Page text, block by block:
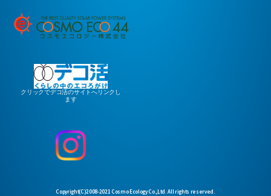
クリックでデコ活のサイトへリンクし
ます
Copyright(C)2008-2021 Cosmo Ecology Co.,Ltd. All rights reserved.